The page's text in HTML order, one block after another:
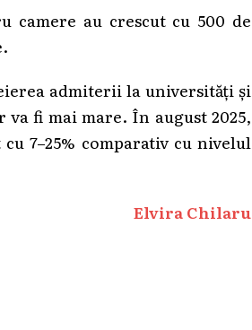
au crescut cu 500 de
admiterii la universități și
fi mai mare. În august 2025,
7–25% comparativ cu nivelul
Elvira Chilaru